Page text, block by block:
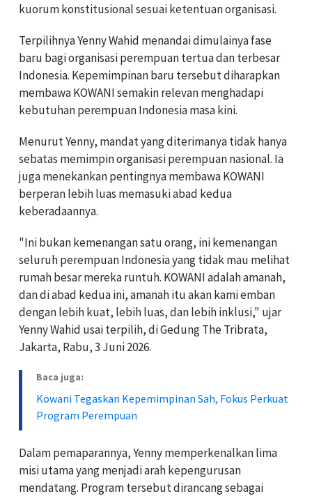
kuorum konstitusional sesuai ketentuan organisasi.
Terpilihnya Yenny Wahid menandai dimulainya fase
baru bagi organisasi perempuan tertua dan terbesar
Indonesia. Kepemimpinan baru tersebut diharapkan
membawa KOWANI semakin relevan menghadapi
kebutuhan perempuan Indonesia masa kini.
Menurut Yenny, mandat yang diterimanya tidak hanya
sebatas memimpin organisasi perempuan nasional. Ia
juga menekankan pentingnya membawa KOWANI
berperan lebih luas memasuki abad kedua
keberadaannya.
"Ini bukan kemenangan satu orang, ini kemenangan
seluruh perempuan Indonesia yang tidak mau melihat
rumah besar mereka runtuh. KOWANI adalah amanah,
dan di abad kedua ini, amanah itu akan kami emban
dengan lebih kuat, lebih luas, dan lebih inklusi," ujar
Yenny Wahid usai terpilih, di Gedung The Tribrata,
Jakarta, Rabu, 3 Juni 2026.
Baca juga:
Kowani Tegaskan Kepemimpinan Sah, Fokus Perkuat
Program Perempuan
Dalam pemaparannya, Yenny memperkenalkan lima
misi utama yang menjadi arah kepengurusan
mendatang. Program tersebut dirancang sebagai